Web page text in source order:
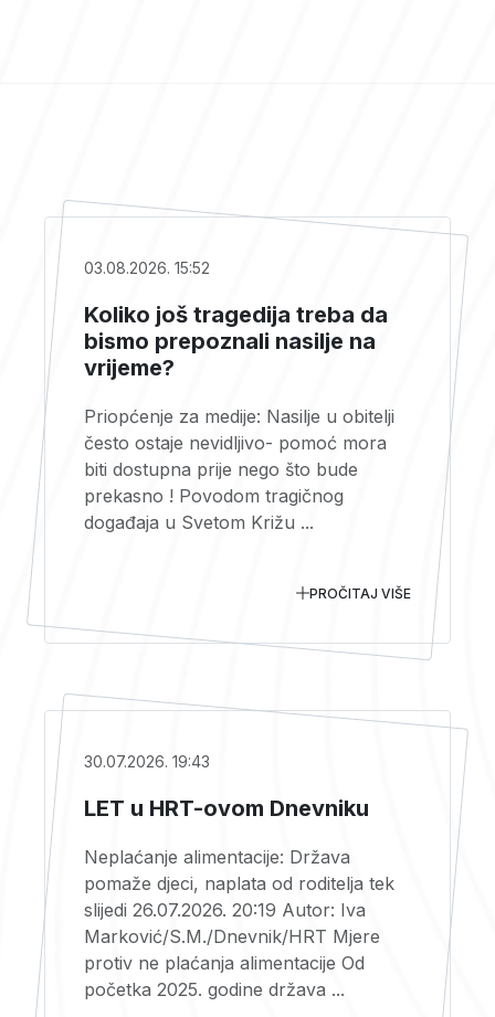
03.08.2026. 15:52
Koliko još tragedija treba da
bismo prepoznali nasilje na
vrijeme?
Priopćenje za medije: Nasilje u obitelji
često ostaje nevidljivo- pomoć mora
biti dostupna prije nego što bude
prekasno ! Povodom tragičnog
događaja u Svetom Križu ...
PROČITAJ VIŠE
30.07.2026. 19:43
LET u HRT-ovom Dnevniku
Neplaćanje alimentacije: Država
pomaže djeci, naplata od roditelja tek
slijedi 26.07.2026. 20:19 Autor: Iva
Marković/S.M./Dnevnik/HRT Mjere
protiv ne plaćanja alimentacije Od
početka 2025. godine država ...